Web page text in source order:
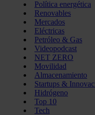
Política energética
Renovables
Mercados
Eléctricas
Petróleo & Gas
Videopodcast
NET ZERO
Movilidad
Almacenamiento
Startups &
Hidrógeno
Top 10
Tech